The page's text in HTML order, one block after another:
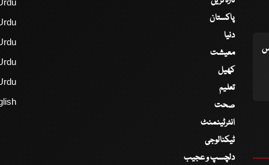
پاکستان
دنیا
معیشت
کھیل
تعلیم
صحت
انٹرٹینمنٹ
ٹیکنالوجی
دلچسپ و عجیب